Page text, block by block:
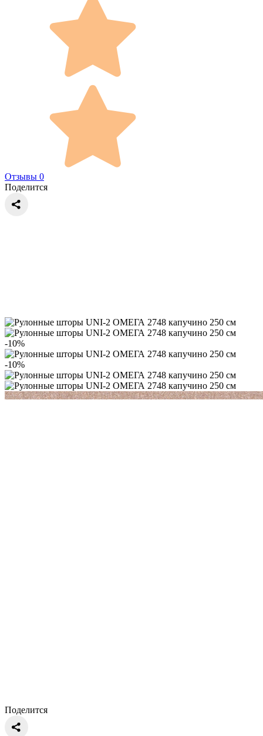
Отзывы 0
Поделится
-10%
-10%
Поделится